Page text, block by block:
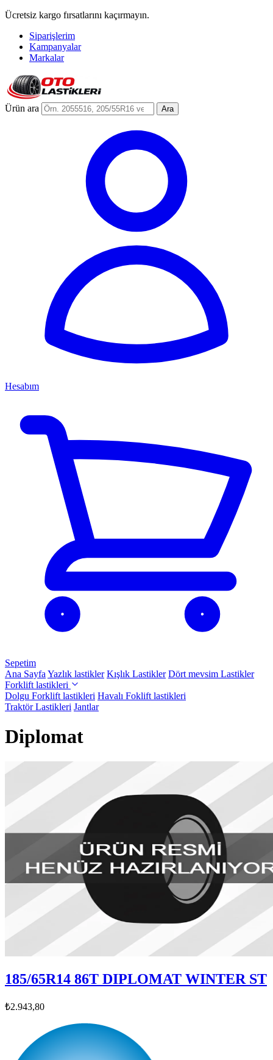
Ücretsiz kargo fırsatlarını kaçırmayın.
Siparişlerim
Kampanyalar
Markalar
Ürün ara Ara
Hesabım
Sepetim
Ana Sayfa Yazlık lastikler Kışlık Lastikler Dört mevsim Lastikler
Forklift lastikleri
Dolgu Forklift lastikleri Havalı Foklift lastikleri
Traktör Lastikleri Jantlar
Diplomat
185/65R14 86T DIPLOMAT WINTER ST
₺2.943,80